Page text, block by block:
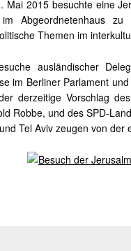
Mai 2015 besuchte eine
Abgeordnetenhaus
Themen im
ausländischer
im Berliner Parlament
derzeitige Vorschlag
Robbe, und des SPD-
Tel Aviv zeugen von